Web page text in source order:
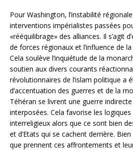
Pour Washington, l’instabilité
interventions impérialistes passées
«rééquilibrage» des alliances. Il s’agit
de forces régionaux et l’influence de
Cela soulève l’inquiétude de la
soutien aux divers courants
révolutionnaires de l’islam politique a
d’accentuation des guerres et de la
Téhéran se livrent une guerre
interposées. Cela favorise les logiques
interreligieux alors que ce sont bien
et d’Etats qui se cachent derrière.
que prennent ces affrontements et